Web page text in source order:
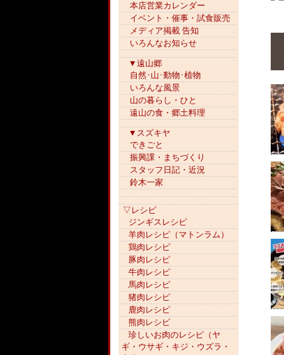
本店営業カレンダー
イベント・催事・試食販売
メディア掲載 告知
いろんなお知らせ
▼遠山郷
自然･山･動物･植物
いろんな風景
山の暮らし・ひと
遠山の食・郷土料理
▼スズキヤ
できごと
振興課・まちづくり
スタッフ日記・近況
鈴木一家
▽レシピ
ジンギスレシピ
羊肉レシピ（マトンラム）
鶏肉レシピ
豚肉レシピ
牛肉レシピ
馬肉レシピ
猪肉レシピ
鹿肉レシピ
熊肉レシピ
珍しいお肉のレシピ（ヤ
ギ・ウサギ・キジ・ウズラ・